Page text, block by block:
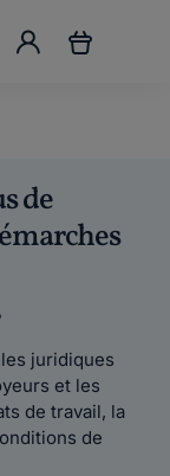
de
juridiques
et les
de travail, la
de